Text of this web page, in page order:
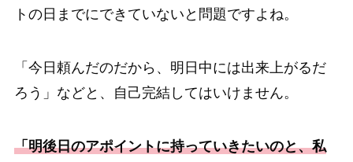
トの日までにできていないと問題ですよね。
「今日頼んだのだから、明日中には出来上がるだ
ろう」などと、自己完結してはいけません。
「明後日のアポイントに持っていきたいのと、私